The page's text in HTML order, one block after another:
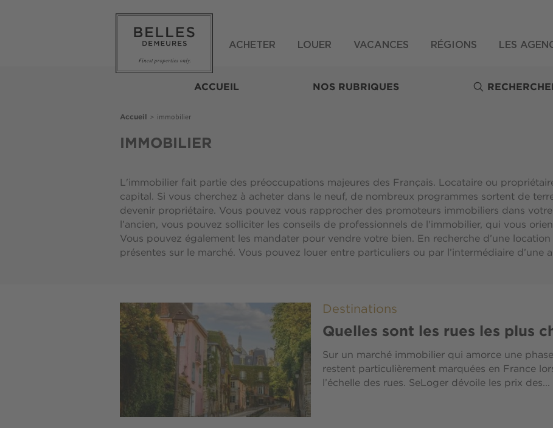
ACHETER LOUER VACANCES RÉGIONS LES
ACCUEIL NOS RUBRIQUES
Fil
Accueil > immobilier
IMMOBILIER
L'immobilier fait partie des préoccupations majeures des Français. Locataire ou
capital. Si vous cherchez à acheter dans le neuf, de nombreux programmes sortent de
devenir propriétaire. Vous pouvez vous rapprocher des promoteurs immobiliers dans
l’ancien, vous pouvez solliciter les conseils de professionnels de l'immobilier, qui vous
Vous pouvez également les mandater pour vendre votre bien. En recherche d’une
présentes sur le marché. Vous pouvez louer entre particuliers ou par l’intermédiaire d’une
Image Destinations
Quelles sont les rues les plus
Sur un marché immobilier qui amorce une
restent particulièrement marquées en France
l’échelle des rues. SeLoger dévoile les prix des...